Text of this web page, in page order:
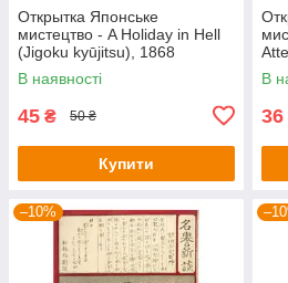
Открытка Японське
мистецтво - A Holiday in Hell
(Jigoku kyūjitsu), 1868
В наявності
45 ₴ 50 ₴
Купити
at
В
36
–10%